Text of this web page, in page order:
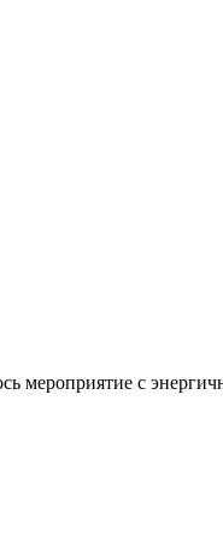
мероприятие с